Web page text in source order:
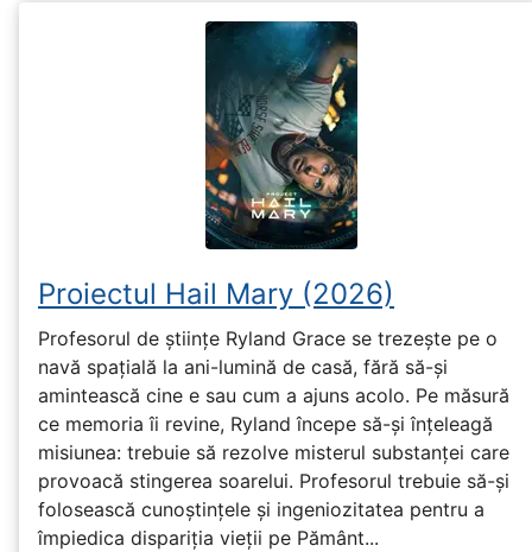
Proiectul Hail Mary (2026)
Profesorul de științe Ryland Grace se trezește pe o
navă spațială la ani-lumină de casă, fără să-și
amintească cine e sau cum a ajuns acolo. Pe măsură
ce memoria îi revine, Ryland începe să-și înțeleagă
misiunea: trebuie să rezolve misterul substanței care
provoacă stingerea soarelui. Profesorul trebuie să-și
folosească cunoștințele și ingeniozitatea pentru a
împiedica dispariția vieții pe Pământ...